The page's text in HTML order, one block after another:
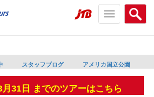
Search
menu
Toggle
navigation
スタッフブログ アメリカ国立公園
31日 までのツアーはこちら